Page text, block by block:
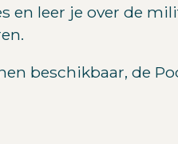
en leer je over de
beschikbaar, de